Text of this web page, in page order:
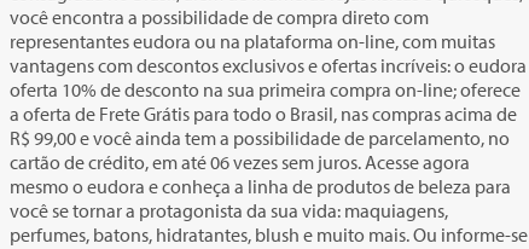
você encontra a possibilidade de compra direto com
representantes eudora ou na plataforma on-line, com muitas
vantagens com descontos exclusivos e ofertas incríveis: o eudora
oferta 10% de desconto na sua primeira compra on-line; oferece
a oferta de Frete Grátis para todo o Brasil, nas compras acima de
R$ 99,00 e você ainda tem a possibilidade de parcelamento, no
cartão de crédito, em até 06 vezes sem juros. Acesse agora
mesmo o eudora e conheça a linha de produtos de beleza para
você se tornar a protagonista da sua vida: maquiagens,
perfumes, batons, hidratantes, blush e muito mais. Ou informe-se